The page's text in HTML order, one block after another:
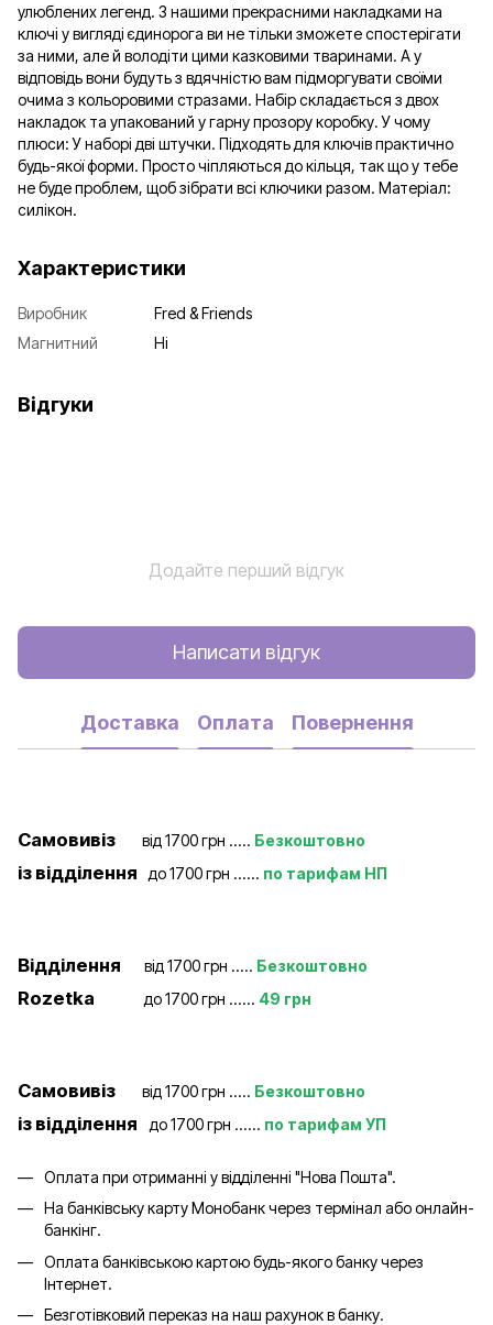
улюблених легенд. З нашими прекрасними накладками на
ключі у вигляді єдинорога ви не тільки зможете спостерігати
за ними, але й володіти цими казковими тваринами. А у
відповідь вони будуть з вдячністю вам підморгувати своїми
очима з кольоровими стразами. Набір складається з двох
накладок та упакований у гарну прозору коробку. У чому
плюси: У наборі дві штучки. Підходять для ключів практично
будь-якої форми. Просто чіпляються до кільця, так що у тебе
не буде проблем, щоб зібрати всі ключики разом. Матеріал:
силікон.
Характеристики
Виробник
Fred & Friends
Магнитний
Ні
Відгуки
Додайте перший відгук
Написати відгук
Доставка Оплата Повернення
Самовивіз від 1700 грн ..... Безкоштовно
із відділення до 1700 грн ...... по тарифам НП
Відділення від 1700 грн ..... Безкоштовно
Rozetka до 1700 грн ...... 49 грн
Самовивіз від 1700 грн ..... Безкоштовно
із відділення до 1700 грн ...... по тарифам УП
Оплата при отриманні у відділенні "Нова Пошта".
На банківську карту Монобанк через термінал або онлайн-
банкінг.
Оплата банківською картою будь-якого банку через
Інтернет.
Безготівковий переказ на наш рахунок в банку.